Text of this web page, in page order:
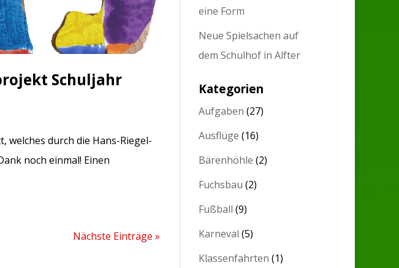
Schuljahr
welches durch die Hans-Riegel-
noch einmal! Einen
Nächste Einträge »
eine Form
Neue Spielsachen auf
dem Schulhof in Alfter
Kategorien
Aufgaben (27)
Ausflüge (16)
Bärenhöhle (2)
Fuchsbau (2)
Fußball (9)
Karneval (5)
Klassenfahrten (1)